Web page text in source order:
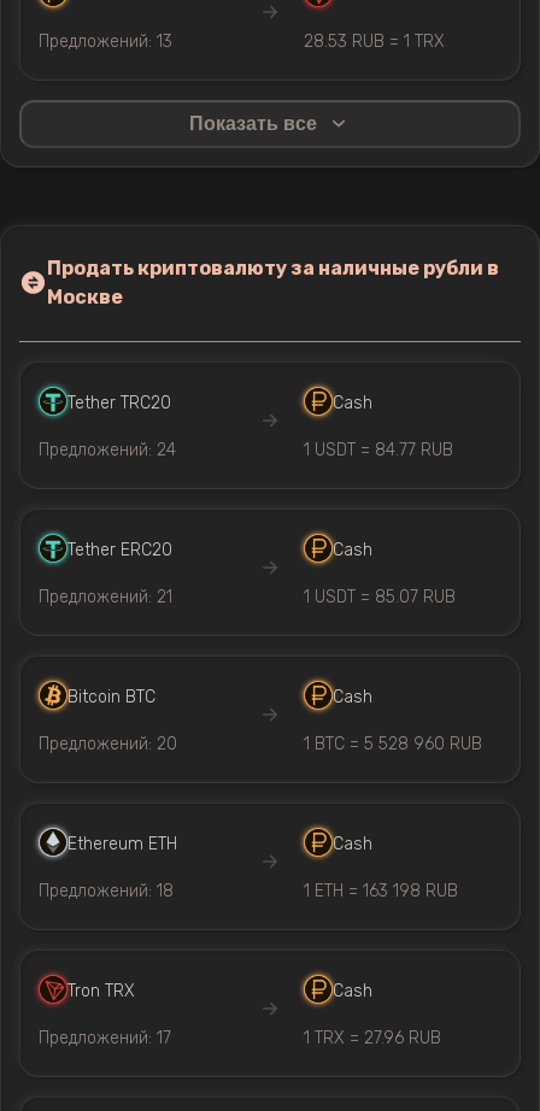
Предложений: 13 28.53 RUB = 1 TRX
Показать все
Продать криптовалюту за наличные рубли в
Москве
Tether TRC20
Предложений: 24
Cash
1 USDT = 84.77 RUB
Tether ERC20
Предложений: 21
Cash
1 USDT = 85.07 RUB
Bitcoin BTC
Предложений: 20
Cash
1 BTC = 5 528 960 RUB
Ethereum ETH
Предложений: 18
Cash
1 ETH = 163 198 RUB
Tron TRX
Предложений: 17
Cash
1 TRX = 27.96 RUB